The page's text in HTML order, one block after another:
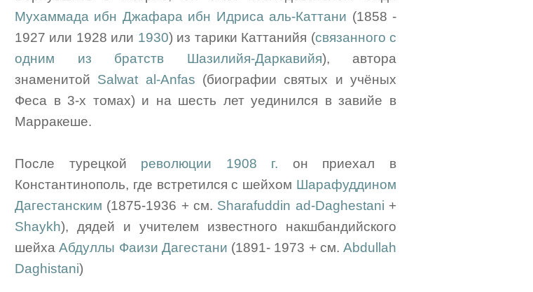
Мухаммада ибн Джафара ибн Идриса аль-Каттани (1858 -
1927 или 1928 или 1930) из тарики Каттанийя (связанного с
одним из братств Шазилийя-Даркавийя), автора
знаменитой Salwat al-Anfas (биографии святых и учёных
Феса в 3-х томах) и на шесть лет уединился в завийе в
Марракеше.
После турецкой революции 1908 г. он приехал в
Константинополь, где встретился с шейхом Шарафуддином
Дагестанским (1875-1936 + см. Sharafuddin ad-Daghestani +
Shaykh), дядей и учителем известного накшбандийского
шейхаАбдуллы Фаизи Дагестани (1891- 1973 + см. Abdullah
Daghistani)